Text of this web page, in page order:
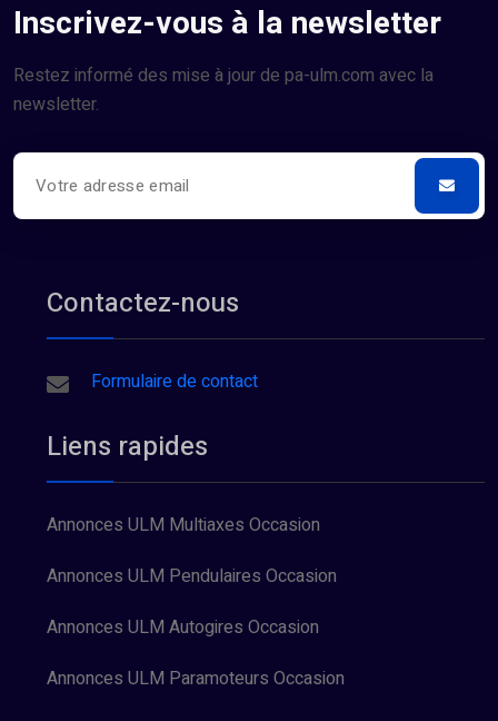
Inscrivez-vous à la newsletter
Restez informé des mise à jour de pa-ulm.com avec la
newsletter.
Contactez-nous
Formulaire de contact
Liens rapides
Annonces ULM Multiaxes Occasion
Annonces ULM Pendulaires Occasion
Annonces ULM Autogires Occasion
Annonces ULM Paramoteurs Occasion